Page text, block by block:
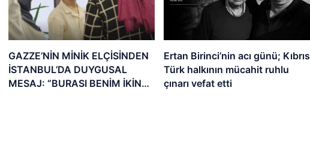
GAZZE’NİN MİNİK ELÇİSİNDEN
İSTANBUL’DA DUYGUSAL
MESAJ: “BURASI BENİM İKİNCİ
Ertan Birinci’nin acı günü; Kıbrıs
Türk halkının mücahit ruhlu
çınarı vefat etti